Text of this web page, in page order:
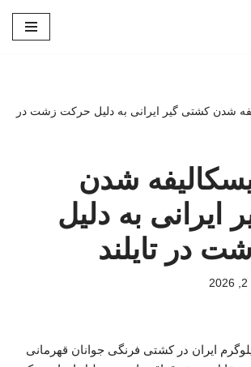
شدن کشتی گیر ایرانی به دلیل حرکت زشت در
شدن
ایرانی به دلیل
در تایلند
وزن ۷۷ کیلوگرم ایران در کشتی فرنگی جوانان قهرمانی